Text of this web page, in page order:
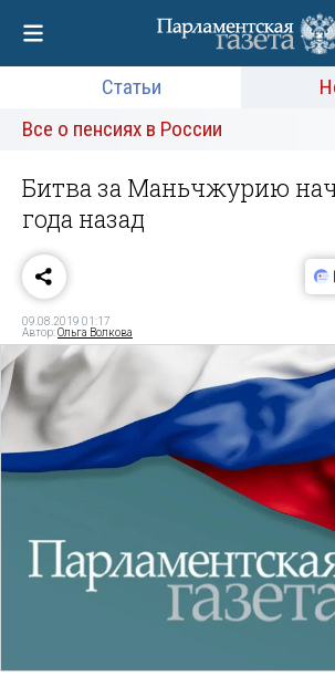
Статьи
Все о пенсиях в России
Битва за Маньчжурию
года назад
09.08.2019 01:17
Автор:Ольга Волкова